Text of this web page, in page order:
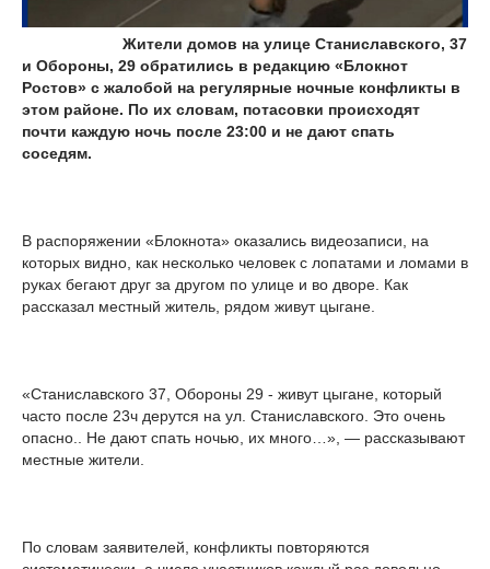
Жители домов на улице Станиславского, 37
и Обороны, 29 обратились в редакцию «Блокнот
Ростов» с жалобой на регулярные ночные конфликты в
этом районе. По их словам, потасовки происходят
почти каждую ночь после 23:00 и не дают спать
соседям.
В распоряжении «Блокнота» оказались видеозаписи, на
которых видно, как несколько человек с лопатами и ломами в
руках бегают друг за другом по улице и во дворе. Как
рассказал местный житель, рядом живут цыгане.
«Станиславского 37, Обороны 29 - живут цыгане, который
часто после 23ч дерутся на ул. Станиславского. Это очень
опасно.. Не дают спать ночью, их много…», — рассказывают
местные жители.
По словам заявителей, конфликты повторяются